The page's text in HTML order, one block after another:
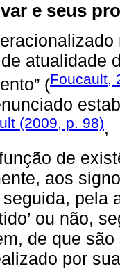
e seus
atualidade
(Foucault,
(2009, p. 98),
de
aos
pela
ou não,
de que
por